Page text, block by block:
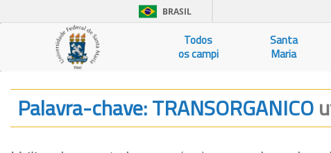
BRASIL
Todos
os campi
Santa
Maria
Palavra-chave: TRANSORGANICO